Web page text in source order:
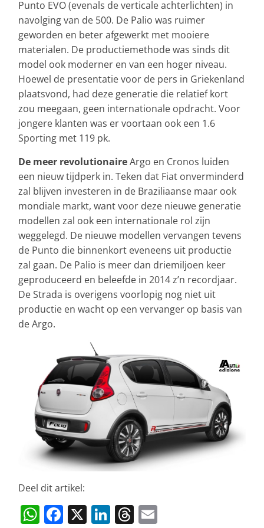
Punto EVO (evenals de verticale achterlichten) in
navolging van de 500. De Palio was ruimer
geworden en beter afgewerkt met mooiere
materialen. De productiemethode was sinds dit
model ook moderner en van een hoger niveau.
Hoewel de presentatie voor de pers in Griekenland
plaatsvond, had deze generatie die relatief kort
zou meegaan, geen internationale opdracht. Voor
jongere klanten was er voortaan ook een 1.6
Sporting met 119 pk.
De meer revolutionaireArgo en Cronos luiden
een nieuw tijdperk in. Teken dat Fiat onverminderd
zal blijven investeren in de Braziliaanse maar ook
mondiale markt, want voor deze nieuwe generatie
modellen zal ook een internationale rol zijn
weggelegd. De nieuwe modellen vervangen tevens
de Punto die binnenkort eveneens uit productie
zal gaan. De Palio is meer dan driemiljoen keer
geproduceerd en beleefde in 2014 z’n recordjaar.
De Strada is overigens voorlopig nog niet uit
productie en wacht op een vervanger op basis van
de Argo.
Deel dit artikel:
W F X Li T